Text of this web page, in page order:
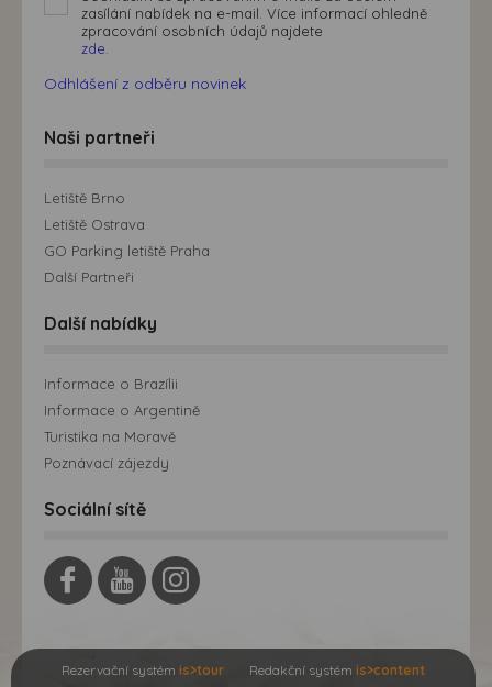
zasílání nabídek na e-mail. Více informací ohledně
zpracování osobních údajů najdete
zde.
Odhlášení z odběru novinek
Naši partneři
Letiště Brno
Letiště Ostrava
GO Parking letiště Praha
Další Partneři
Další nabídky
Informace o Brazílii
Informace o Argentině
Turistika na Moravě
Poznávací zájezdy
Sociální sítě
Rezervační systém is>tour Redakční systém is>content